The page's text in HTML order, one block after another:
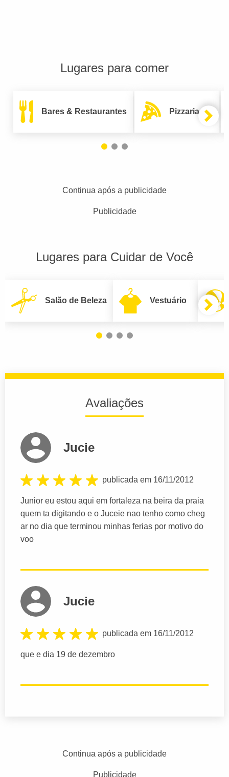
Lugares para comer
Bares & Restaurantes Pizzarias
Continua após a publicidade
Publicidade
Lugares para Cuidar de Você
Salão de Beleza Vestuário
Avaliações
Jucie
publicada em 16/11/2012
Junior eu estou aqui em fortaleza na beira da praia
quem ta digitando e o Juceie nao tenho como cheg
ar no dia que terminou minhas ferias por motivo do
voo
Jucie
publicada em 16/11/2012
que e dia 19 de dezembro
Continua após a publicidade
Publicidade